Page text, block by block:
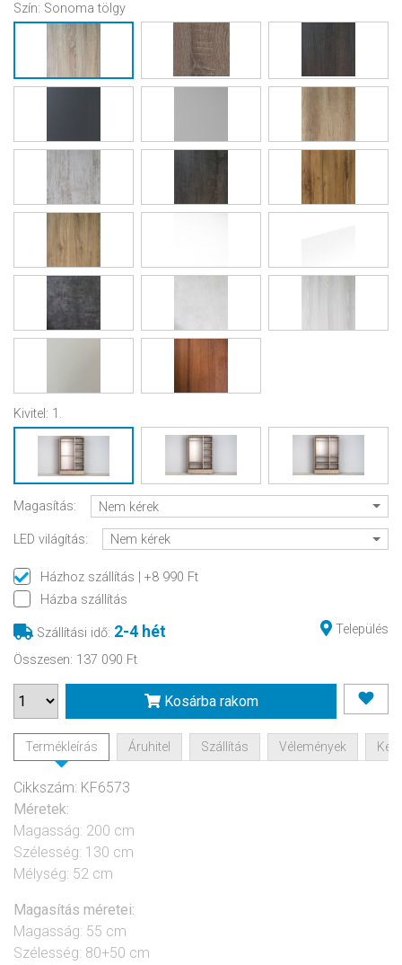
Szín: Sonoma tölgy
Kivitel: 1.
Magasítás: Nem kérek
LED világítás: Nem kérek
Házhoz szállítás
| +8 990 Ft
Házba szállítás
Szállítási idő: 2-4 hét
Település
Összesen: 137 090 Ft
Kosárba rakom
Termékleírás Áruhitel Szállítás Vélemények
Cikkszám: KF6573
Méretek:
Magasság: 200 cm
Szélesség: 130 cm
Mélység: 52 cm
Magasítás méretei:
Magasság: 55 cm
Szélesség: 80+50 cm